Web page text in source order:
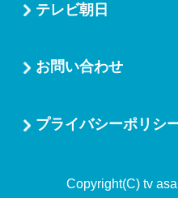
テレビ朝日
お問い合わせ
プライバシーポリシ
Copyright(C) tv